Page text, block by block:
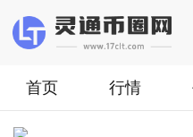
首页 行情